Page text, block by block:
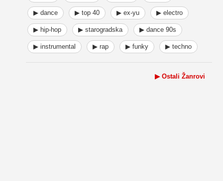
▶ dance ▶ top 40 ▶ ex-yu ▶ electro
▶ hip-hop ▶ starogradska ▶ dance 90s
▶ instrumental ▶ rap ▶ funky ▶ techno
▶ Ostali Žanrovi